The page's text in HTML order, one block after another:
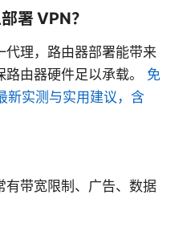
署 VPN？
理，路由器部署能带来
由器硬件足以承载。 免
新实测与实用建议，含
有带宽限制、广告、数据